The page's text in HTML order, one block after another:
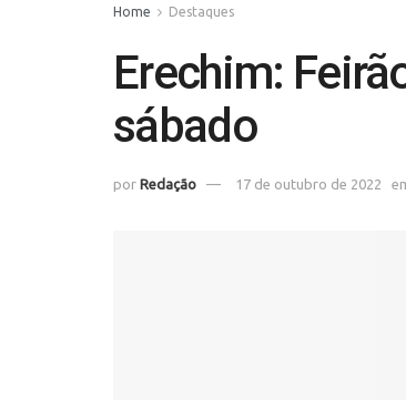
Home Destaques
Erechim:
sábado
por Redação 17 de outubro de 2022